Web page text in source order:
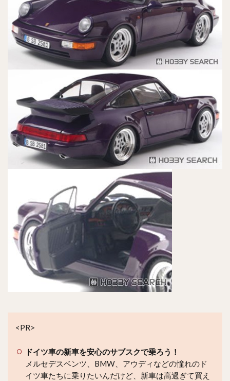
<PR>
ドイツ車の新車を安心のサブスクで乗ろう！
メルセデスベンツ、BMW、アウディなどの憧れのド
イツ車たちに乗りたいんだけど、新車は高過ぎて買え